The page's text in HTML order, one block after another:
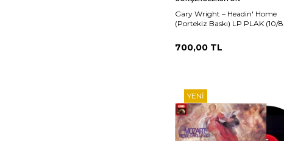
Gary Wright ‎– Headin' Home
(Portekiz Baskı) LP PLAK (10/
700,00 TL
YENI